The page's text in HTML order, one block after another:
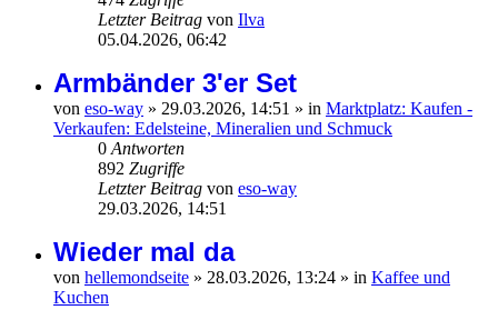
Letzter Beitrag von Ilva
05.04.2026, 06:42
Armbänder 3'er Set
von eso-way » 29.03.2026, 14:51 » in Marktplatz: Kaufen -
Verkaufen: Edelsteine, Mineralien und Schmuck
0 Antworten
892 Zugriffe
Letzter Beitrag von eso-way
29.03.2026, 14:51
Wieder mal da
von hellemondseite » 28.03.2026, 13:24 » in Kaffee und
Kuchen